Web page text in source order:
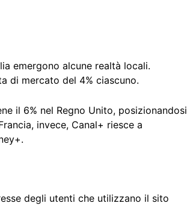
emergono alcune realtà locali.
di mercato del 4% ciascuno.
il 6% nel Regno Unito, posizionandosi
invece, Canal+ riesce a
degli utenti che utilizzano il sito